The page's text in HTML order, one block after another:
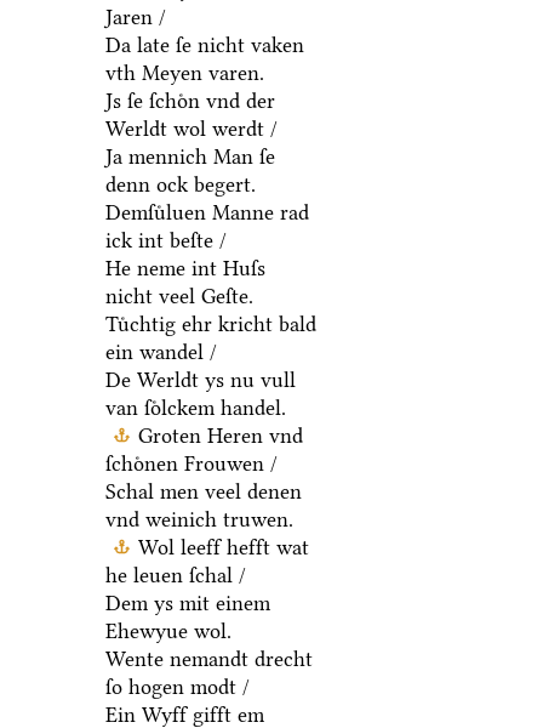
Jaren /
Da late ſe nicht vaken
vth Meyen varen.
Js ſe ſchoͤn vnd der
Werldt wol werdt /
Ja mennich Man ſe
denn ock begert.
Demſuͤluen Manne rad
ick int beſte /
He neme int Huſs
nicht veel Geſte.
Tuͤchtig ehr kricht bald
ein wandel /
De Werldt ys nu vull
van ſoͤlckem handel.
Groten Heren vnd
ſchoͤnen Frouwen /
Schal men veel denen
vnd weinich truwen.
Wol leeff hefft wat
he leuen ſchal /
Dem ys mit einem
Ehewyue wol.
Wente nemandt drecht
ſo hogen modt /
Ein Wyff gifft em